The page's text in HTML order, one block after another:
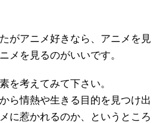
がアニメ好きなら、アニメを見
メを見るのがいいです。
を考えてみて下さい。
ら情熱や生きる目的を見つけ出
に惹かれるのか、というところ